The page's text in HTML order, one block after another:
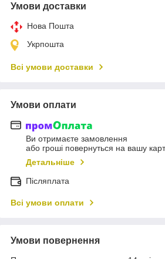
Умови доставки
Нова Пошта
Укрпошта
Всі умови доставки
Умови оплати
Ви отримаєте замовлення
або гроші повернуться на вашу
Детальніше
Післяплата
Всі умови оплати
Умови повернення